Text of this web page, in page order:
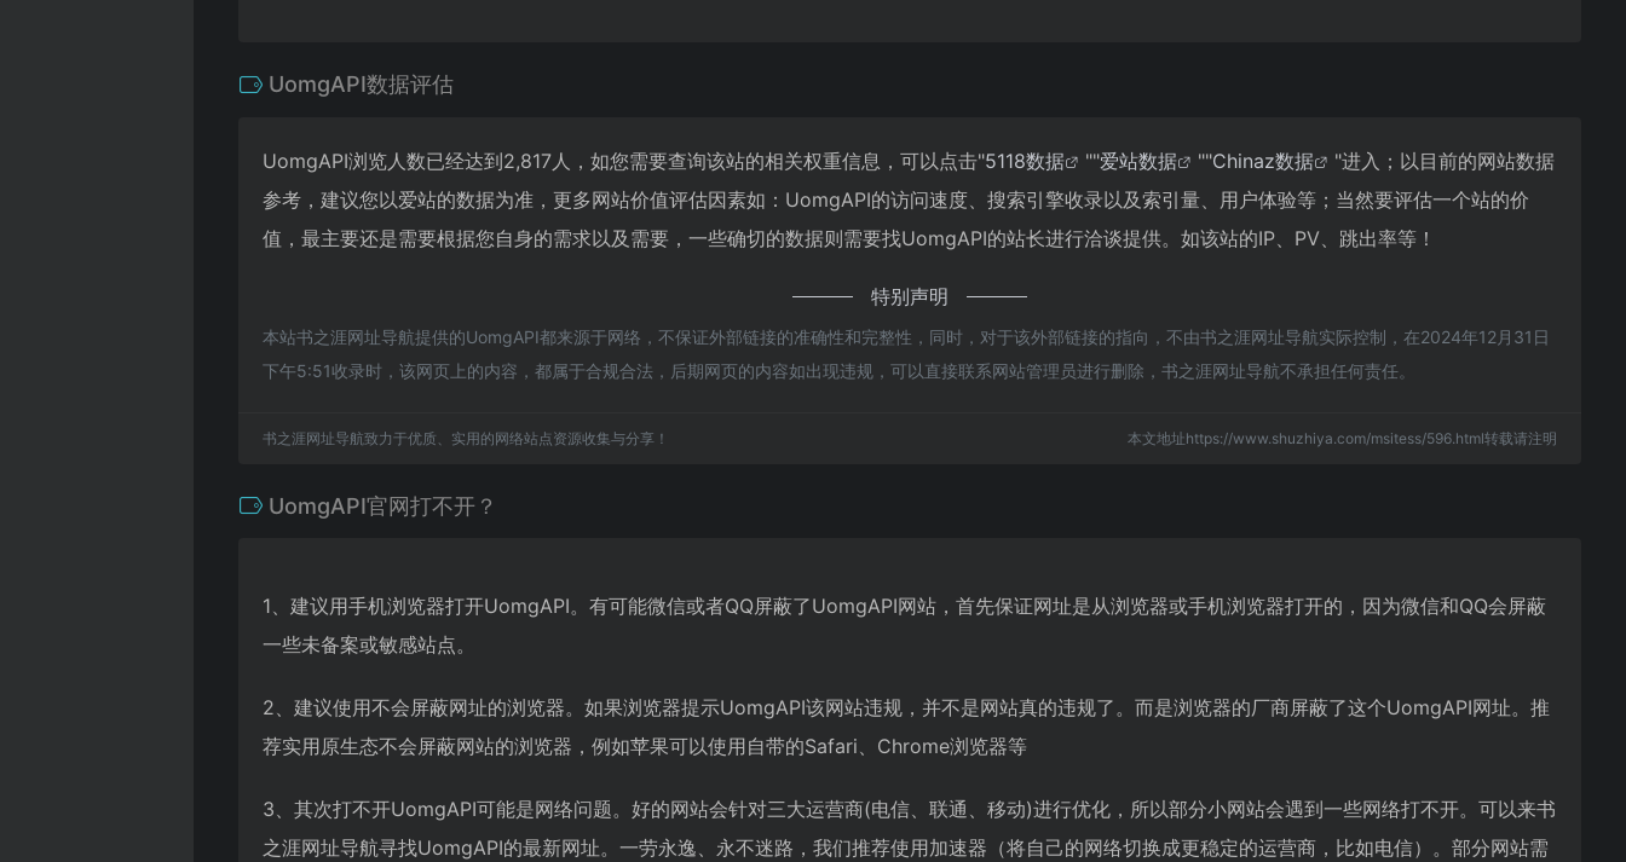
UomgAPI数据评估
UomgAPI浏览人数已经达到2,817人，如您需要查询该站的相关权重信息，可以点击"5118数据 ""爱站数据 ""Chinaz数据
"进入；以目前的网站数据
参考，建议您以爱站的数据为准，更多网站价值评估因素如：UomgAPI的访问速度、搜索引擎收录以及索引量、用户体验等；当然要评估一个站的价
值，最主要还是需要根据您自身的需求以及需要，一些确切的数据则需要找UomgAPI的站长进行洽谈提供。如该站的IP、PV、跳出率等！
特别声明
本站书之涯网址导航提供的UomgAPI都来源于网络，不保证外部链接的准确性和完整性，同时，对于该外部链接的指向，不由书之涯网址导航实际控制，在2024年12月31日
下午5:51收录时，该网页上的内容，都属于合规合法，后期网页的内容如出现违规，可以直接联系网站管理员进行删除，书之涯网址导航不承担任何责任。
书之涯网址导航致力于优质、实用的网络站点资源收集与分享！ 本文地址https://www.shuzhiya.com/msitess/596.html转载请注明
UomgAPI官网打不开？
1、建议用手机浏览器打开UomgAPI。有可能微信或者QQ屏蔽了UomgAPI网站，首先保证网址是从浏览器或手机浏览器打开的，因为微信和QQ会屏蔽
一些未备案或敏感站点。
2、建议使用不会屏蔽网址的浏览器。如果浏览器提示UomgAPI该网站违规，并不是网站真的违规了。而是浏览器的厂商屏蔽了这个UomgAPI网址。推
荐实用原生态不会屏蔽网站的浏览器，例如苹果可以使用自带的Safari、Chrome浏览器等
3、其次打不开UomgAPI可能是网络问题。好的网站会针对三大运营商(电信、联通、移动)进行优化，所以部分小网站会遇到一些网络打不开。可以来书
之涯网址导航寻找UomgAPI的最新网址。一劳永逸、永不迷路，我们推荐使用加速器（将自己的网络切换成更稳定的运营商，比如电信）。部分网站需